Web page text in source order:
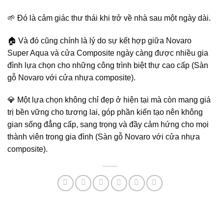
🌱 Đó là cảm giác thư thái khi trở về nhà sau một ngày dài.
🏠 Và đó cũng chính là lý do sự kết hợp giữa Novaro
Super Aqua và cửa Composite ngày càng được nhiều gia
đình lựa chọn cho những công trình biệt thự cao cấp (Sàn
gỗ Novaro với cửa nhựa composite).
💎 Một lựa chọn không chỉ đẹp ở hiện tại mà còn mang giá
trị bền vững cho tương lai, góp phần kiến tạo nên không
gian sống đẳng cấp, sang trọng và đầy cảm hứng cho mọi
thành viên trong gia đình (Sàn gỗ Novaro với cửa nhựa
composite).